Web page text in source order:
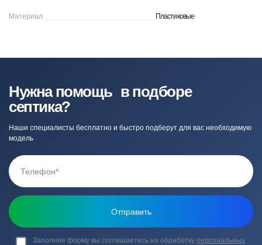
Материал Пластиковые
Нужна помощь в подборе
септика?
Наши специалисты бесплатно и быстро подберут для вас необходимую
модель
Заполняя форму вы соглашаетесь на обработку персональных